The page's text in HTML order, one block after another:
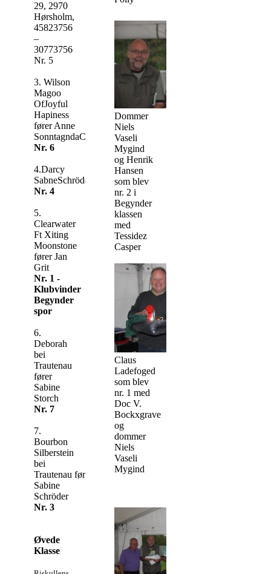
29, 2970
Hørsholm,
45823756
–
30773756
Nr. 5
3. Wilson
Magoo
OfJoyful
Hapiness
fører Anne
SonntagndaCruz
Nr. 6
4.Darcy
SabneSchröder
Nr. 4
5.
Clearwater
Ft Xiting
Moonstone
fører Jan
Grit
Nr. 1 -
Klubvinder
Begynder
spor
6.
Deborah
bei
Trautenau
fører
Sabine
Storch
Nr. 7
7.
Bourbon
Silberstein
bei
Trautenau fører
Sabine
Schröder
Nr. 3
Øvede
Klasse
Dommer
Niels
Vaseli
Mygind
og Henrik
Hansen
som blev
nr. 2 i
Begynder
klassen
med
Tessidez
Casper
Claus
Ladefoged
som blev
nr. 1 med
Doc V.
Bockxgrave
og
dommer
Niels
Vaseli
Mygind